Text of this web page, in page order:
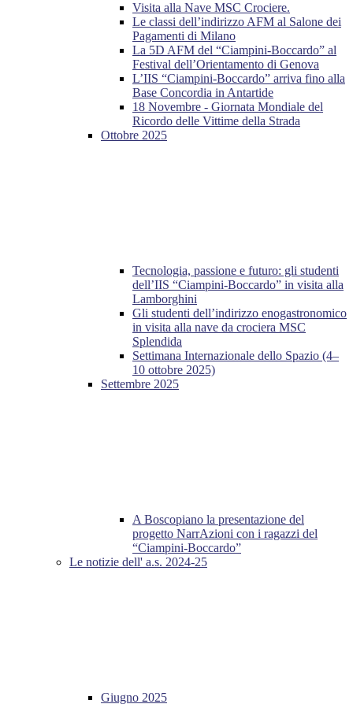
Visita alla Nave MSC Crociere.
Le classi dell’indirizzo AFM al Salone dei
Pagamenti di Milano
La 5D AFM del “Ciampini-Boccardo” al
Festival dell’Orientamento di Genova
L’IIS “Ciampini-Boccardo” arriva fino alla
Base Concordia in Antartide
18 Novembre - Giornata Mondiale del
Ricordo delle Vittime della Strada
Ottobre 2025
Tecnologia, passione e futuro: gli studenti
dell’IIS “Ciampini-Boccardo” in visita alla
Lamborghini
Gli studenti dell’indirizzo enogastronomico
in visita alla nave da crociera MSC
Splendida
Settimana Internazionale dello Spazio (4–
10 ottobre 2025)
Settembre 2025
A Boscopiano la presentazione del
progetto NarrAzioni con i ragazzi del
“Ciampini-Boccardo”
Le notizie dell' a.s. 2024-25
Giugno 2025